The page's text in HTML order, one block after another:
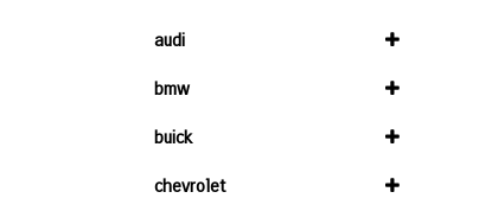
audi
bmw
buick
chevrolet